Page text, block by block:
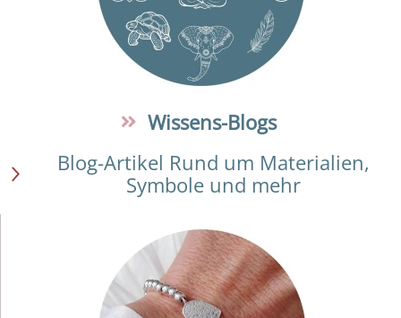
Wissens-Blogs
Blog-Artikel Rund um Materialien,
Symbole und mehr